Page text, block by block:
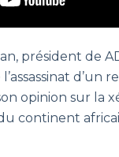
président de
opinion sur la
continent